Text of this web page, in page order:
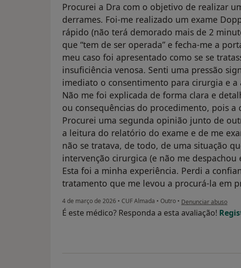
Procurei a Dra com o objetivo de realizar
derrames. Foi-me realizado um exame
rápido (não terá demorado mais de 2
que “tem de ser operada” e fecha-me a
meu caso foi apresentado como se se
insuficiência venosa. Senti uma pressão
imediato o consentimento para cirurgia e
Não me foi explicada de forma clara e
ou consequências do procedimento, pois a
Procurei uma segunda opinião junto de
a leitura do relatório do exame e de me
não se tratava, de todo, de uma situação
intervenção cirurgica (e não me despachou
Esta foi a minha experiência. Perdi a
tratamento que me levou a procurá-la em
4 de março de 2026 • CUF Almada • Outro • na opinião do
Denunciar abuso
É este médico? Responda a esta avaliação!